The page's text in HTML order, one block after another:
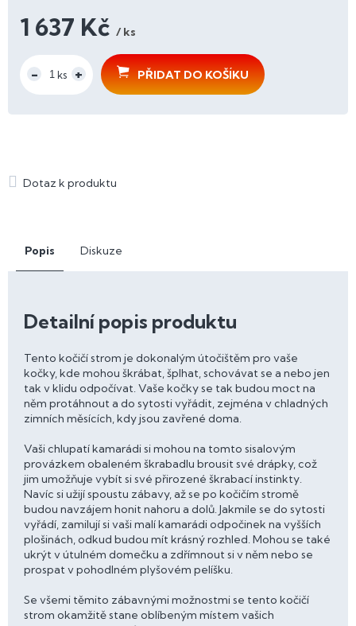
1 637 Kč / ks
cena:
PŘIDAT DO KOŠÍKU
Popis Diskuze
Detailní popis produktu
Tento kočičí strom je dokonalým útočištěm pro vaše
kočky, kde mohou škrábat, šplhat, schovávat se a nebo jen
tak v klidu odpočívat. Vaše kočky se tak budou moct na
něm protáhnout a do sytosti vyřádit, zejména v chladných
zimních měsících, kdy jsou zavřené doma.
Vaši chlupatí kamarádi si mohou na tomto sisalovým
provázkem obaleném škrabadlu brousit své drápky, což
jim umožňuje vybít si své přirozené škrabací instinkty.
Navíc si užijí spoustu zábavy, až se po kočičím stromě
budou navzájem honit nahoru a dolů. Jakmile se do sytosti
vyřádí, zamilují si vaši malí kamarádi odpočinek na vyšších
plošinách, odkud budou mít krásný rozhled. Mohou se také
ukrýt v útulném domečku a zdřímnout si v něm nebo se
prospat v pohodlném plyšovém pelíšku.
Se všemi těmito zábavnými možnostmi se tento kočičí
strom okamžitě stane oblíbeným místem vašich